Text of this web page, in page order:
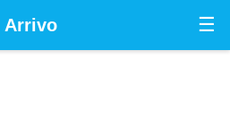
☰
Arrivo